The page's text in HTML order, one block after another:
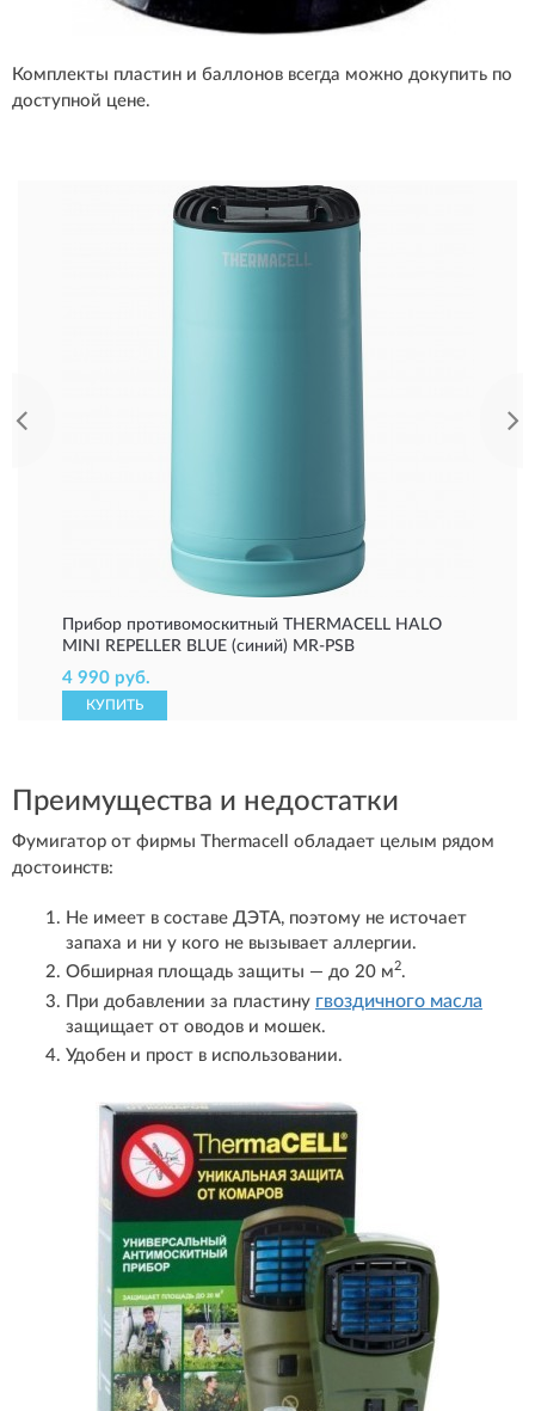
Комплекты пластин и баллонов всегда можно докупить по
доступной цене.
Прибор противомоскитный THERMACELL HALO
MINI REPELLER BLUE (синий) MR-PSB
4 990 руб.
КУПИТЬ
Преимущества и недостатки
Фумигатор от фирмы Thermacell обладает целым рядом
достоинств:
Не имеет в составе ДЭТА, поэтому не источает
запаха и ни у кого не вызывает аллергии.
Обширная площадь защиты — до 20 м2.
При добавлении за пластину гвоздичного масла
защищает от оводов и мошек.
Удобен и прост в использовании.